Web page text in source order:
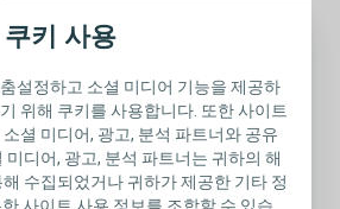
키 사용
설정하고 소셜 미디어 기능을 제공하
위해 쿠키를 사용합니다. 또한 사이트
셜 미디어, 광고, 분석 파트너와 공유
미디어, 광고, 분석 파트너는 귀하의 해
수집되었거나 귀하가 제공한 기타 정
사이트 사용 정보를 조합할 수 있습
장루 수술 후
장루 수술 후: 안내 및 제품